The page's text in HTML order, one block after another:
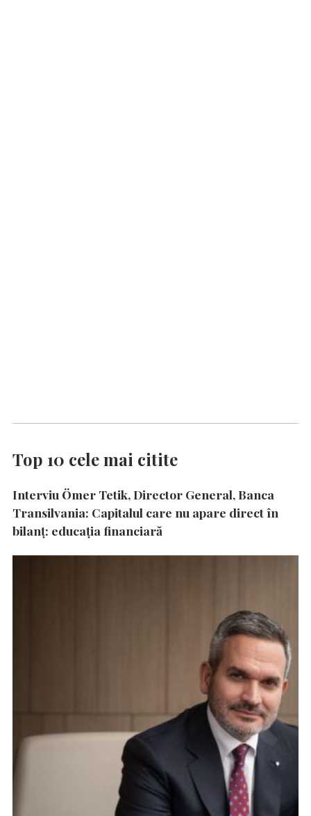
Top 10 cele mai citite
Interviu Ömer Tetik, Director General, Banca
Transilvania: Capitalul care nu apare direct în
bilanț: educația financiară